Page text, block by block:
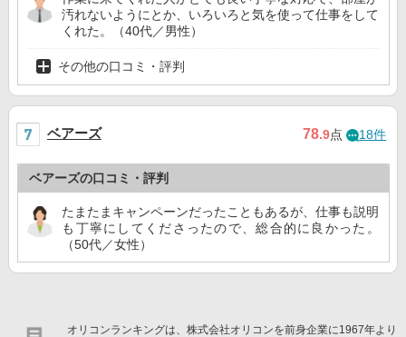
汚れないようにとか、いろいろと気を使って仕事をして
くれた。（40代／男性）
その他の口コミ・評判
ベアーズ 78.9点 18件
ベアーズの口コミ・評判
たまたまキャンペーンだったこともあるが、仕事も説明
も丁寧にしてくださったので、総合的に良かった。
（50代／女性）
オリコンランキングは、株式会社オリコンを前身企業に1967年より